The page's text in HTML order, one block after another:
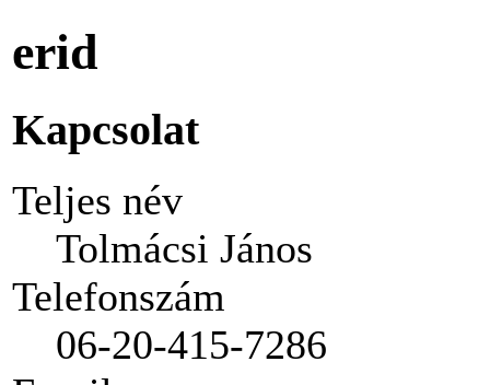
erid
Kapcsolat
Teljes név
Tolmácsi János
Telefonszám
06-20-415-7286